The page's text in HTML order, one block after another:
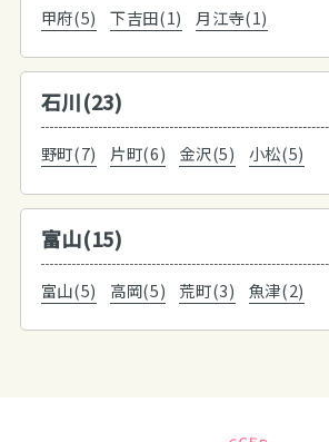
甲府(5) 下吉田(1) 月江寺(1)
石川(23)
野町(7) 片町(6) 金沢(5) 小松(5)
富山(15)
富山(5) 高岡(5) 荒町(3) 魚津(2)